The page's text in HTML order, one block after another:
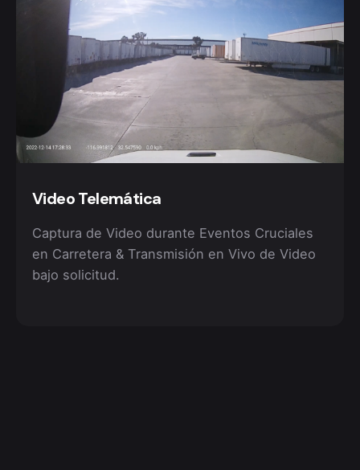
Video Telemática
Captura de Video durante Eventos Cruciales
en Carretera & Transmisión en Vivo de Video
bajo solicitud.